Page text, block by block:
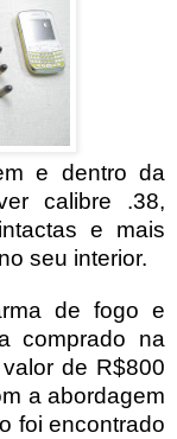
e dentro da
calibre .38,
e mais
seu interior.
de fogo e
comprado na
de R$800
a abordagem
foi encontrado